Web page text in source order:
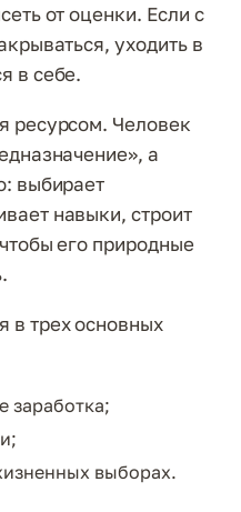
от оценки. Если с
уходить в
в себе.
ресурсом. Человек
а
выбирает
навыки, строит
его природные
в трех основных
заработка;
выборах.